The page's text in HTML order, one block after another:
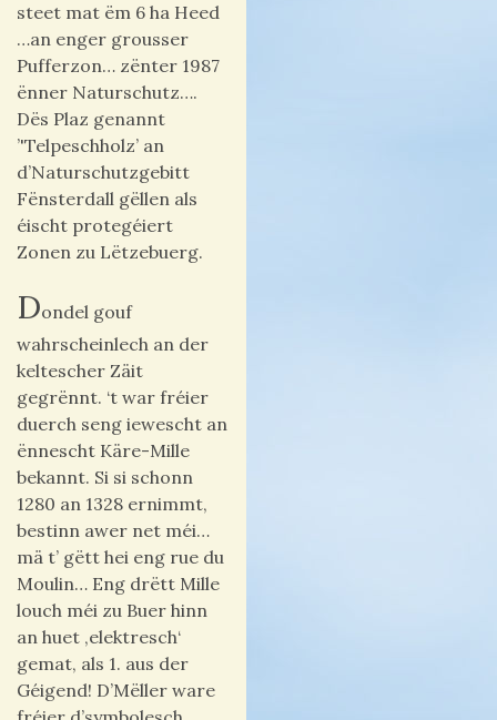
steet mat ëm 6 ha Heed
…an enger grousser
Pufferzon… zënter 1987
ënner Naturschutz….
Dës Plaz genannt
’'Telpeschholz’ an
d’Naturschutzgebitt
Fënsterdall gëllen als
éischt protegéiert
Zonen zu Lëtzebuerg.
Dondel gouf
wahrscheinlech an der
keltescher Zäit
gegrënnt. ‘t war fréier
duerch seng iewescht an
ënnescht Käre-Mille
bekannt. Si si schonn
1280 an 1328 ernimmt,
bestinn awer net méi…
mä t’ gëtt hei eng rue du
Moulin… Eng drëtt Mille
louch méi zu Buer hinn
an huet ‚elektresch‘
gemat, als 1. aus der
Géigend! D’Mëller ware